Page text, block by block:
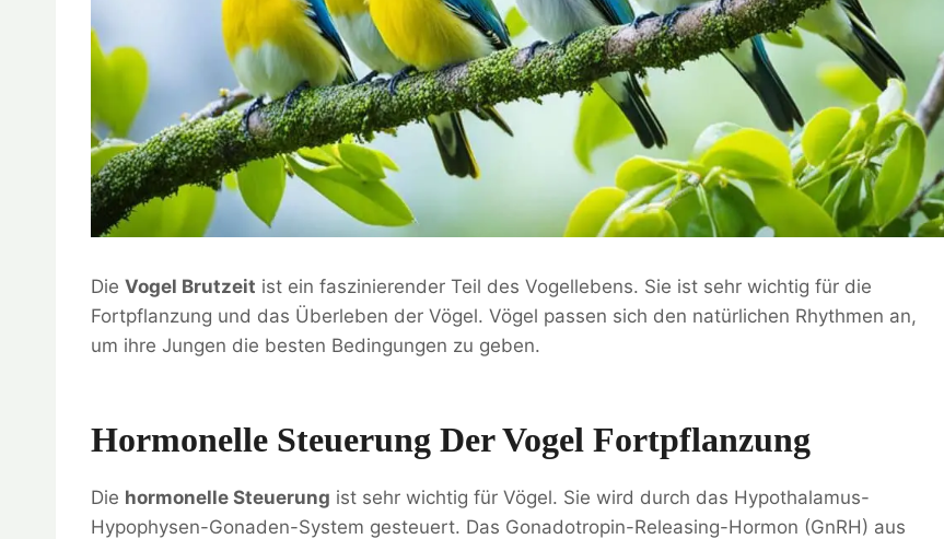
Die Vogel Brutzeit ist ein faszinierender Teil des Vogellebens. Sie ist sehr wichtig für die
Fortpflanzung und das Überleben der Vögel. Vögel passen sich den natürlichen Rhythmen an,
um ihre Jungen die besten Bedingungen zu geben.
Hormonelle Steuerung Der Vogel Fortpflanzung
Die hormonelle Steuerung ist sehr wichtig für Vögel. Sie wird durch das Hypothalamus-
Hypophysen-Gonaden-System gesteuert. Das Gonadotropin-Releasing-Hormon (GnRH) aus